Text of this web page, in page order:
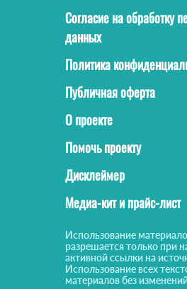
Согласие на обработку
данных
Политика
Публичная оферта
О проекте
Помочь проекту
Дисклеймер
Медиа-кит и прайс-лист
Использование
разрешается только при
активной ссылки на
Использование всех
материалов без